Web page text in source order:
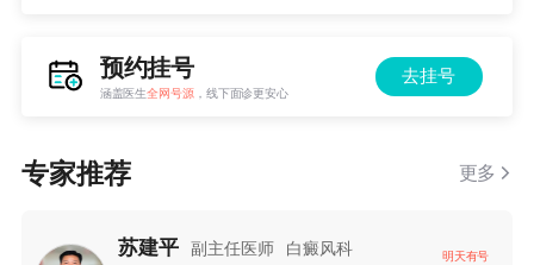
预约挂号
涵盖医生全网号源，线下面诊更安心
去挂号
专家推荐 更多
苏建平 副主任医师 白癜风科 明天有号